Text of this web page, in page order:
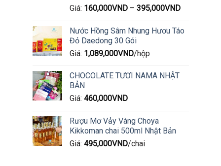
Giá: 160,000VND– 395,000VND
Nước Hồng Sâm Nhung Hươu Táo
Đỏ Daedong 30 Gói
Giá: 1,089,000VND/hộp
CHOCOLATE TƯƠI NAMA NHẬT
BẢN
Giá: 460,000VND
Rượu Mơ Vảy Vàng Choya
Kikkoman chai 500ml Nhật Bản
Giá: 495,000VND/chai